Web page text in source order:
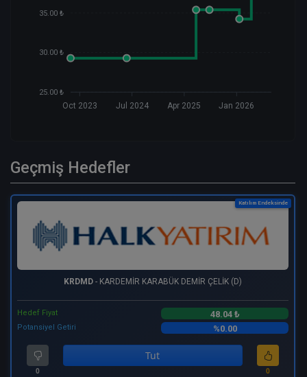
35.00 ₺
30.00 ₺
25.00 ₺
Oct 2023 Jul 2024 Apr 2025 Jan 2026
Geçmiş Hedefler
Katılım Endeksinde
KRDMD - KARDEMİR KARABÜK DEMİR ÇELİK (D)
Hedef Fiyat 48.04 ₺
Potansiyel Getiri %0.00
0
Tut
0